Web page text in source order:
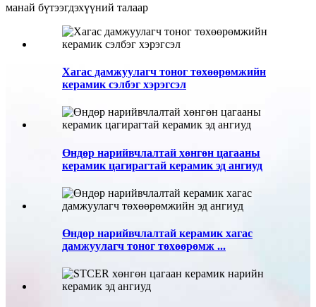
манай бүтээгдэхүүний талаар
Хагас дамжуулагч тоног төхөөрөмжийн
керамик сэлбэг хэрэгсэл
Өндөр нарийвчлалтай хөнгөн цагааны
керамик цагирагтай керамик эд ангиуд
Өндөр нарийвчлалтай керамик хагас
дамжуулагч тоног төхөөрөмж ...